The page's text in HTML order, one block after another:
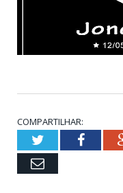
COMPARTILHAR:
Twitter
Email